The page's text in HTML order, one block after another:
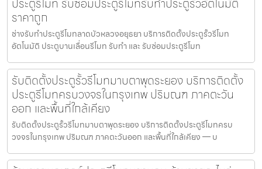
ราคาถูก
ช่างรับทำประตูรีโมทลาดบัวหลวงอยุธยา บริการติดตั้งประตูรั้วรีโมท
อัตโนมัติ ประตูบานเลื่อนรีโมท รับทำ และ รับซ่อมประตูรีโมท
รับติดตั้งประตูรั้วรีโมทมาบตาพุดระยอง บริการติดตั้ง
ประตูรีโมทครบวงจรในกรุงเทพ ปริมณฑ ภาคตะวัน
ออก และพื้นที่ใกล้เคียง
รับติดตั้งประตูรั้วรีโมทมาบตาพุดระยอง บริการติดตั้งประตูรีโมทครบ
วงจรในกรุงเทพ ปริมณฑ ภาคตะวันออก และพื้นที่ใกล้เคียง — บ